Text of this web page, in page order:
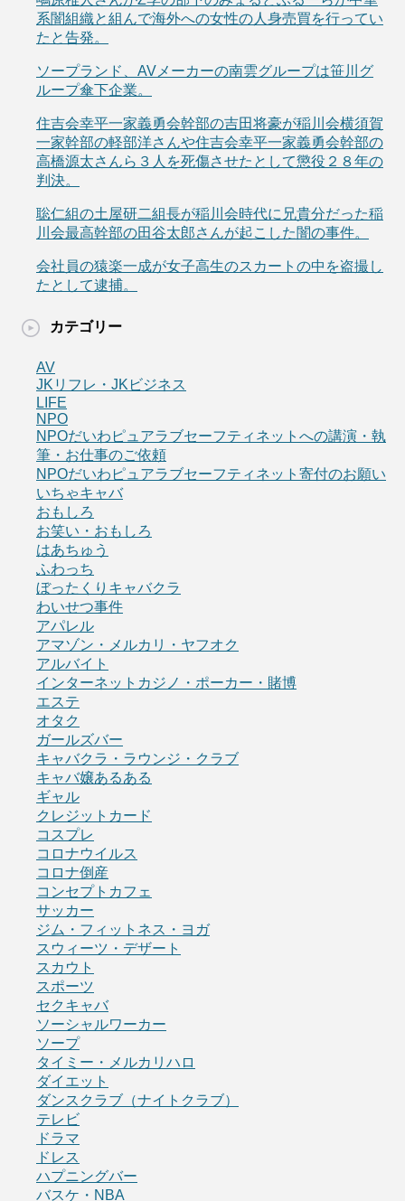
系闇組織と組んで海外への女性の人身売買を行ってい
たと告発。
ソープランド、AVメーカーの南雲グループは笹川グ
ループ傘下企業。
住吉会幸平一家義勇会幹部の吉田将豪が稲川会横須賀
一家幹部の軽部洋さんや住吉会幸平一家義勇会幹部の
高橋源太さんら３人を死傷させたとして懲役２８年の
判決。
聡仁組の土屋研二組長が稲川会時代に兄貴分だった稲
川会最高幹部の田谷太郎さんが起こした闇の事件。
会社員の猿楽一成が女子高生のスカートの中を盗撮し
たとして逮捕。
カテゴリー
AV
JKリフレ・JKビジネス
LIFE
NPO
NPOだいわピュアラブセーフティネットへの講演・執
筆・お仕事のご依頼
NPOだいわピュアラブセーフティネット寄付のお願い
いちゃキャバ
おもしろ
お笑い・おもしろ
はあちゅう
ふわっち
ぼったくりキャバクラ
わいせつ事件
アパレル
アマゾン・メルカリ・ヤフオク
アルバイト
インターネットカジノ・ポーカー・賭博
エステ
オタク
ガールズバー
キャバクラ・ラウンジ・クラブ
キャバ嬢あるある
ギャル
クレジットカード
コスプレ
コロナウイルス
コロナ倒産
コンセプトカフェ
サッカー
ジム・フィットネス・ヨガ
スウィーツ・デザート
スカウト
スポーツ
セクキャバ
ソーシャルワーカー
ソープ
タイミー・メルカリハロ
ダイエット
ダンスクラブ（ナイトクラブ）
テレビ
ドラマ
ドレス
ハプニングバー
バスケ・NBA